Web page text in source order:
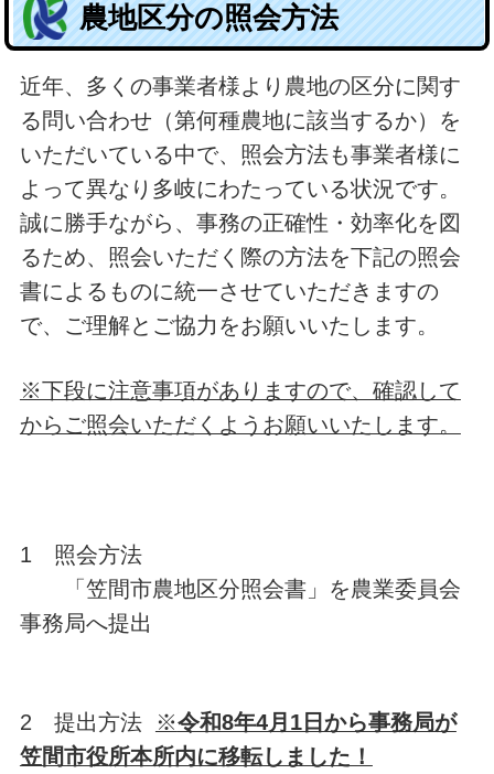
農地区分の照会方法
近年、多くの事業者様より農地の区分に関す
る問い合わせ（第何種農地に該当するか）を
いただいている中で、照会方法も事業者様に
よって異なり多岐にわたっている状況です。
誠に勝手ながら、事務の正確性・効率化を図
るため、照会いただく際の方法を下記の照会
書によるものに統一させていただきますの
で、ご理解とご協力をお願いいたします。
※下段に注意事項がありますので、確認して
からご照会いただくようお願いいたします。
1 照会方法
「笠間市農地区分照会書」を農業委員会
事務局へ提出
2 提出方法 ※令和8年4月1日から事務局が
笠間市役所本所内に移転しました！